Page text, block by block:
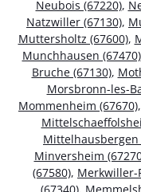
Neubois (67220),
Natzwiller (67130),
Muttersholtz (67600),
Munchhausen (67470)
Bruche (67130),
Morsbronn-les-
Mommenheim (67670),
Mittelhausbergen
Minversheim
(67580), Merkwiller-